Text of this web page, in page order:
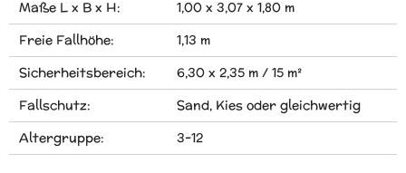
Maße L x B x H:
1,00 x 3,07 x 1,80 m
Freie Fallhöhe:
1,13 m
Sicherheitsbereich:
6,30 x 2,35 m / 15 m²
Fallschutz:
Sand, Kies oder gleichwertig
Altergruppe:
3-12